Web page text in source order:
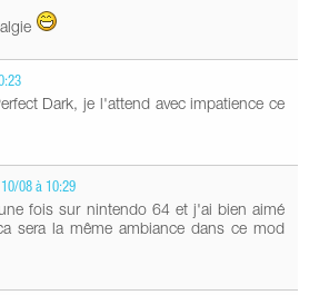
Dark, je l'attend avec impatience ce
10/08 à 10:29
fois sur nintendo 64 et j'ai bien aimé
sera la même ambiance dans ce mod